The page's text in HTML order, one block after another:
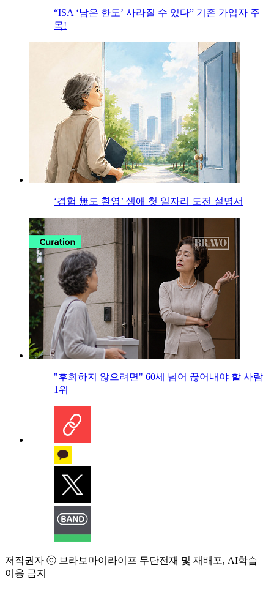
“ISA ‘남은 한도’ 사라질 수 있다” 기존 가입자 주
목!
‘경험 無도 환영’ 생애 첫 일자리 도전 설명서
"후회하지 않으려면" 60세 넘어 끊어내야 할 사람
1위
저작권자 ⓒ 브라보마이라이프 무단전재 및 재배포, AI학습
이용 금지